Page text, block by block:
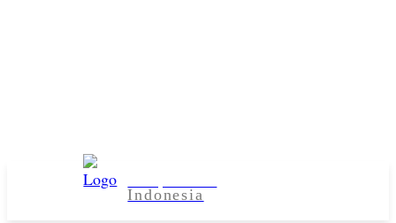
Indonesia